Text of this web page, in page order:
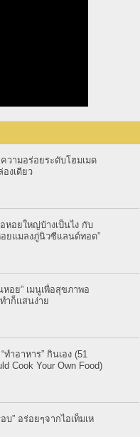
วามอร่อยระดับโฮมเมด
งเดียว
หอยใหญ่บ้างเป็นไง กับ
ยแมลงภู่นิวซีแลนด์ทอด”
อย” เมนูเพื่อสุขภาพอ
ำก็แสนง่าย
ำอาหาร” กินเอง (51
Cook Your Own Food)
บ” อร่อยๆจากไอเท็มเห